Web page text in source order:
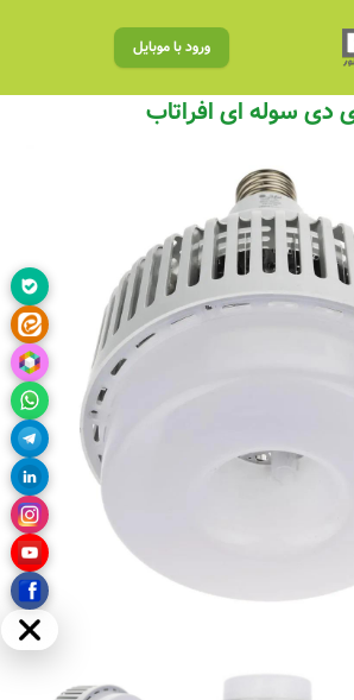
ورود با موبایل